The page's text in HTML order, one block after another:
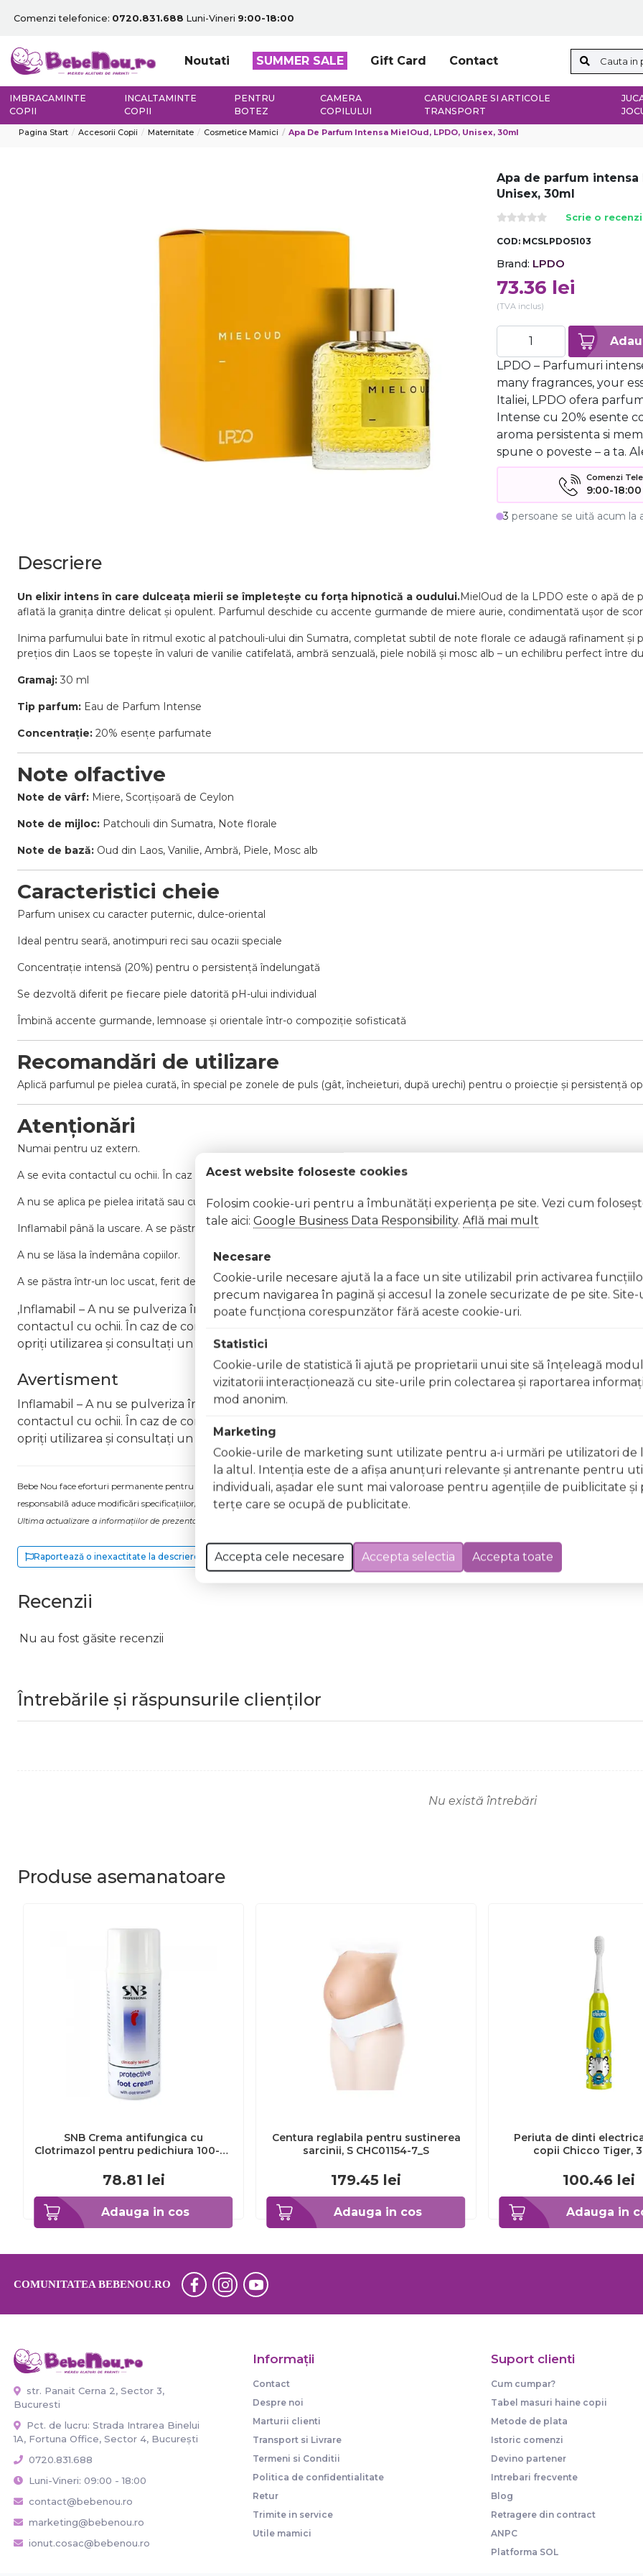
Comenzi telefonice: 0720.831.688 Luni-Vineri 9:00-18:00
Noutati SUMMER SALE Gift Card Contact
IMBRACAMINTE
COPII
INCALTAMINTE
COPII
PENTRU
BOTEZ
CAMERA
COPILULUI
CARUCIOARE SI ARTICOLE
TRANSPORT
Pagina Start Accesorii Copii Maternitate Cosmetice Mamici Apa De Parfum Intensa MielOud, LPDO, Unisex, 30ml
Apa de parfum intensa
Unisex, 30ml
Scrie o
COD: MCSLPDO5103
Brand: LPDO
73.36 lei
(TVA inclus)
LPDO – Parfumuri
many fragrances, your
Italiei, LPDO ofera
Intense cu 20% esente
aroma persistenta si
spune o poveste – a ta.
Comenzi
9:00-
3 persoane se uită acum la
Descriere
Un elixir intens în care dulceața mierii se împletește cu forța hipnotică a oudului.MielOud de la LPDO este o apă de
aflată la granița dintre delicat și opulent. Parfumul deschide cu accente gurmande de miere aurie, condimentată ușor de
Inima parfumului bate în ritmul exotic al patchouli-ului din Sumatra, completat subtil de note florale ce adaugă rafinament
prețios din Laos se topește în valuri de vanilie catifelată, ambră senzuală, piele nobilă și mosc alb – un echilibru perfect între
Gramaj: 30 ml
Tip parfum: Eau de Parfum Intense
Concentrație: 20% esențe parfumate
Note olfactive
Note de vârf: Miere, Scorțișoară de Ceylon
Note de mijloc: Patchouli din Sumatra, Note florale
Note de bază: Oud din Laos, Vanilie, Ambră, Piele, Mosc alb
Caracteristici cheie
Parfum unisex cu caracter puternic, dulce-oriental
Ideal pentru seară, anotimpuri reci sau ocazii speciale
Concentrație intensă (20%) pentru o persistență îndelungată
Se dezvoltă diferit pe fiecare piele datorită pH-ului individual
Îmbină accente gurmande, lemnoase și orientale într-o compoziție sofisticată
Recomandări de utilizare
Aplică parfumul pe pielea curată, în special pe zonele de puls (gât, încheieturi, după urechi) pentru o proiecție și persistență
Atenționări
Numai pentru uz extern.
A se evita contactul cu ochii. În caz de contact, clătiți imediat cu apă din abundență.
A nu se aplica pe pielea iritată sau cu leziuni.
Inflamabil până la uscare. A se păstra departe de surse de căldură, suprafețe fierbinți, scântei, flăcări deschise sau alte surse de
A nu se lăsa la îndemâna copiilor.
A se păstra într-un loc uscat, ferit de lumină directă și la temperaturi cuprinse între 5°C și 25°C.
,Inflamabil – A nu se pulveriza în apropierea flăcărilor deschise, surselor de căldură sau în timp ce fumați Uz
contactul cu ochii. În caz de contact, clătiți imediat cu apă Nu aplicați pe pielea iritată, rănită sau cu afecțiuni
opriți utilizarea și consultați un medic Nu inhalați produsul direct în timpul aplicării
Avertisment
Inflamabil – A nu se pulveriza în apropierea flăcărilor deschise, surselor de căldură sau în timp ce fumați Uz
contactul cu ochii. În caz de contact, clătiți imediat cu apă Nu aplicați pe pielea iritată, rănită sau cu afecțiuni
opriți utilizarea și consultați un medic Nu inhalați produsul direct în timpul aplicării
Bebe Nou face eforturi permanente pentru a păstra informațiile actualizate. Excepții pentru care informațiile prezentate pot fi diferite față de cele ale
responsabilă aduce modificări specificațiilor/etichetei acestuia, fără a ne informa în prealabil. În cazul apariției unor diferențe, prevalează informația de
Ultima actualizare a informațiilor de prezentare pentru Apa de parfum intensa MielOud, LPDO, Unisex, 30ml a fost efectuată la data de 07.08.2026
Raportează o inexactitate la descriere
Recenzii
Nu au fost găsite recenzii
Întrebările și răspunsurile clienților
Nu există întrebări
Produse asemanatoare
Adauga in cos
SNB Crema antifungica cu
Clotrimazol pentru pedichiura 100-ml
78.81 lei
Adauga in cos
Centura reglabila pentru sustinerea
sarcinii, S CHC01154-7_S
179.45 lei
Adauga in
Periuta de dinti
copii Chicco Tiger,
100.46 lei
COMUNITATEA BEBENOU.RO
str. Panait Cerna 2, Sector 3,
Bucuresti
Pct. de lucru: Strada Intrarea Binelui
1A, Fortuna Office, Sector 4, București
0720.831.688
Luni-Vineri: 09:00 - 18:00
contact@bebenou.ro
marketing@bebenou.ro
ionut.cosac@bebenou.ro
Informaţii
Contact
Despre noi
Marturii clienti
Transport si Livrare
Termeni si Conditii
Politica de confidentialitate
Retur
Trimite in service
Utile mamici
Suport clienti
Cum cumpar?
Tabel masuri haine copii
Metode de plata
Istoric comenzi
Devino partener
Intrebari frecvente
Blog
Retragere din contract
ANPC
Platforma SOL
Acest website foloseste cookies
Folosim cookie-uri pentru a îmbunătăți experiența pe site. Vezi cum
tale aici: Google Business Data Responsibility. Află mai mult
Necesare
Cookie-urile necesare ajută la a face un site utilizabil prin activarea
precum navigarea în pagină şi accesul la zonele securizate de pe site.
poate funcţiona corespunzător fără aceste cookie-uri.
Statistici
Cookie-urile de statistică îi ajută pe proprietarii unui site să înţeleagă
vizitatorii interacţionează cu site-urile prin colectarea şi raportarea
mod anonim.
Marketing
Cookie-urile de marketing sunt utilizate pentru a-i urmări pe utilizatori de
la altul. Intenţia este de a afişa anunţuri relevante şi antrenante pentru
individuali, aşadar ele sunt mai valoroase pentru agenţiile de puiblicitate şi
terţe care se ocupă de publicitate.
Accepta cele necesare Accepta selectia Accepta toate